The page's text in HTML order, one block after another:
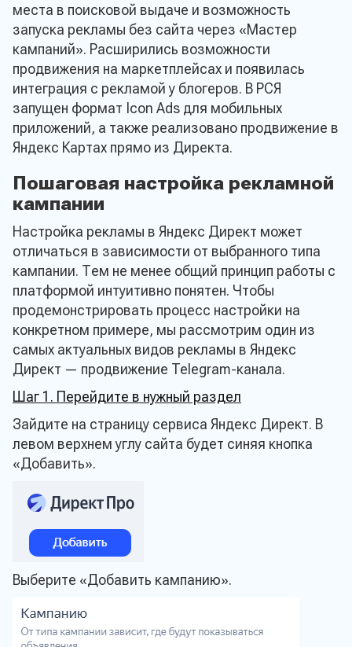
места в поисковой выдаче и возможность
запуска рекламы без сайта через «Мастер
кампаний». Расширились возможности
продвижения на маркетплейсах и появилась
интеграция с рекламой у блогеров. В РСЯ
запущен формат Icon Ads для мобильных
приложений, а также реализовано продвижение в
Яндекс Картах прямо из Директа.
Пошаговая настройка рекламной
кампании
Настройка рекламы в Яндекс Директ может
отличаться в зависимости от выбранного типа
кампании. Тем не менее общий принцип работы с
платформой интуитивно понятен. Чтобы
продемонстрировать процесс настройки на
конкретном примере, мы рассмотрим один из
самых актуальных видов рекламы в Яндекс
Директ — продвижение Telegram-канала.
Шаг 1. Перейдите в нужный раздел
Зайдите на страницу сервиса Яндекс Директ. В
левом верхнем углу сайта будет синяя кнопка
«Добавить».
Выберите «Добавить кампанию».